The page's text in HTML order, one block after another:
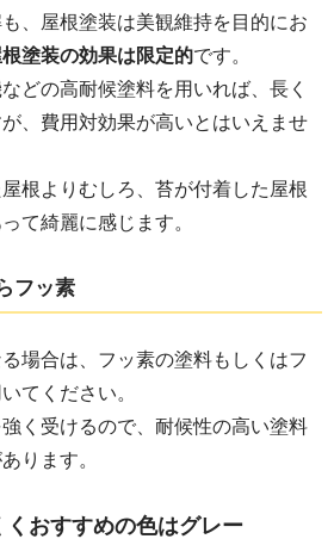
、屋根塗装は美観維持を目的にお
根塗装の効果は限定的です。
どの高耐候塗料を用いれば、長く
、費用対効果が高いとはいえませ
根よりむしろ、苔が付着した屋根
て綺麗に感じます。
フッ素
場合は、フッ素の塗料もしくはフ
てください。
く受けるので、耐候性の高い塗料
ります。
おすすめの色はグレー